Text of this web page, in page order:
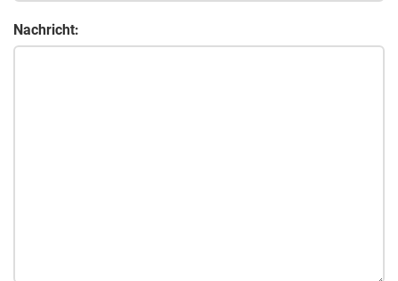
Nachricht: